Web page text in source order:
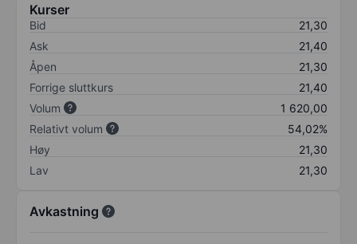
Kurser
Bid
21,30
Ask
21,40
Åpen
21,30
Forrige sluttkurs
21,40
Volum
1 620,00
Relativt volum
54,02%
Høy
21,30
Lav
21,30
Avkastning